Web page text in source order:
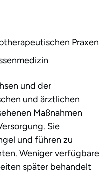
Praxen
und der
und ärztlichen
Maßnahmen
Sie
und führen zu
Weniger verfügbare
später behandelt